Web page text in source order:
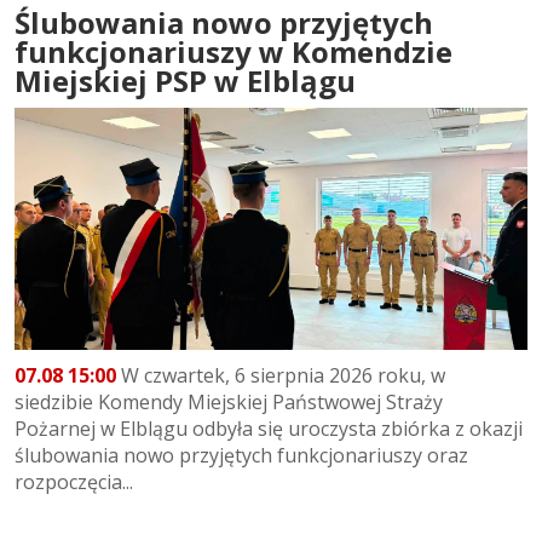
Ślubowania nowo przyjętych
funkcjonariuszy w Komendzie
Miejskiej PSP w Elblągu
07.08 15:00W czwartek, 6 sierpnia 2026 roku, w
siedzibie Komendy Miejskiej Państwowej Straży
Pożarnej w Elblągu odbyła się uroczysta zbiórka z okazji
ślubowania nowo przyjętych funkcjonariuszy oraz
rozpoczęcia...